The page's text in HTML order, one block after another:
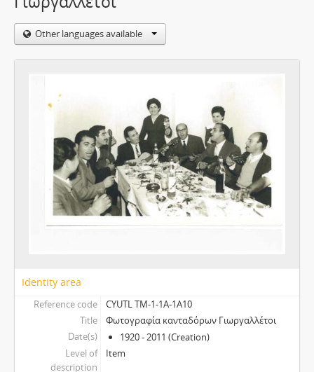
Other languages available
Identity area
Reference code
CYUTL TM-1-1A-1Α10
Title
Φωτογραφία κανταδόρων Γιωργαλλέτοι
Date(s)
1920 - 2011 (Creation)
Level of
description
Item